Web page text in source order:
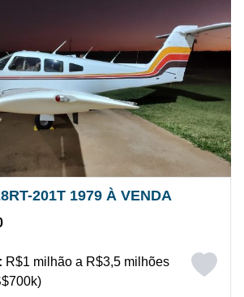
201T 1979 À VENDA
R$1 milhão a R$3,5 milhões